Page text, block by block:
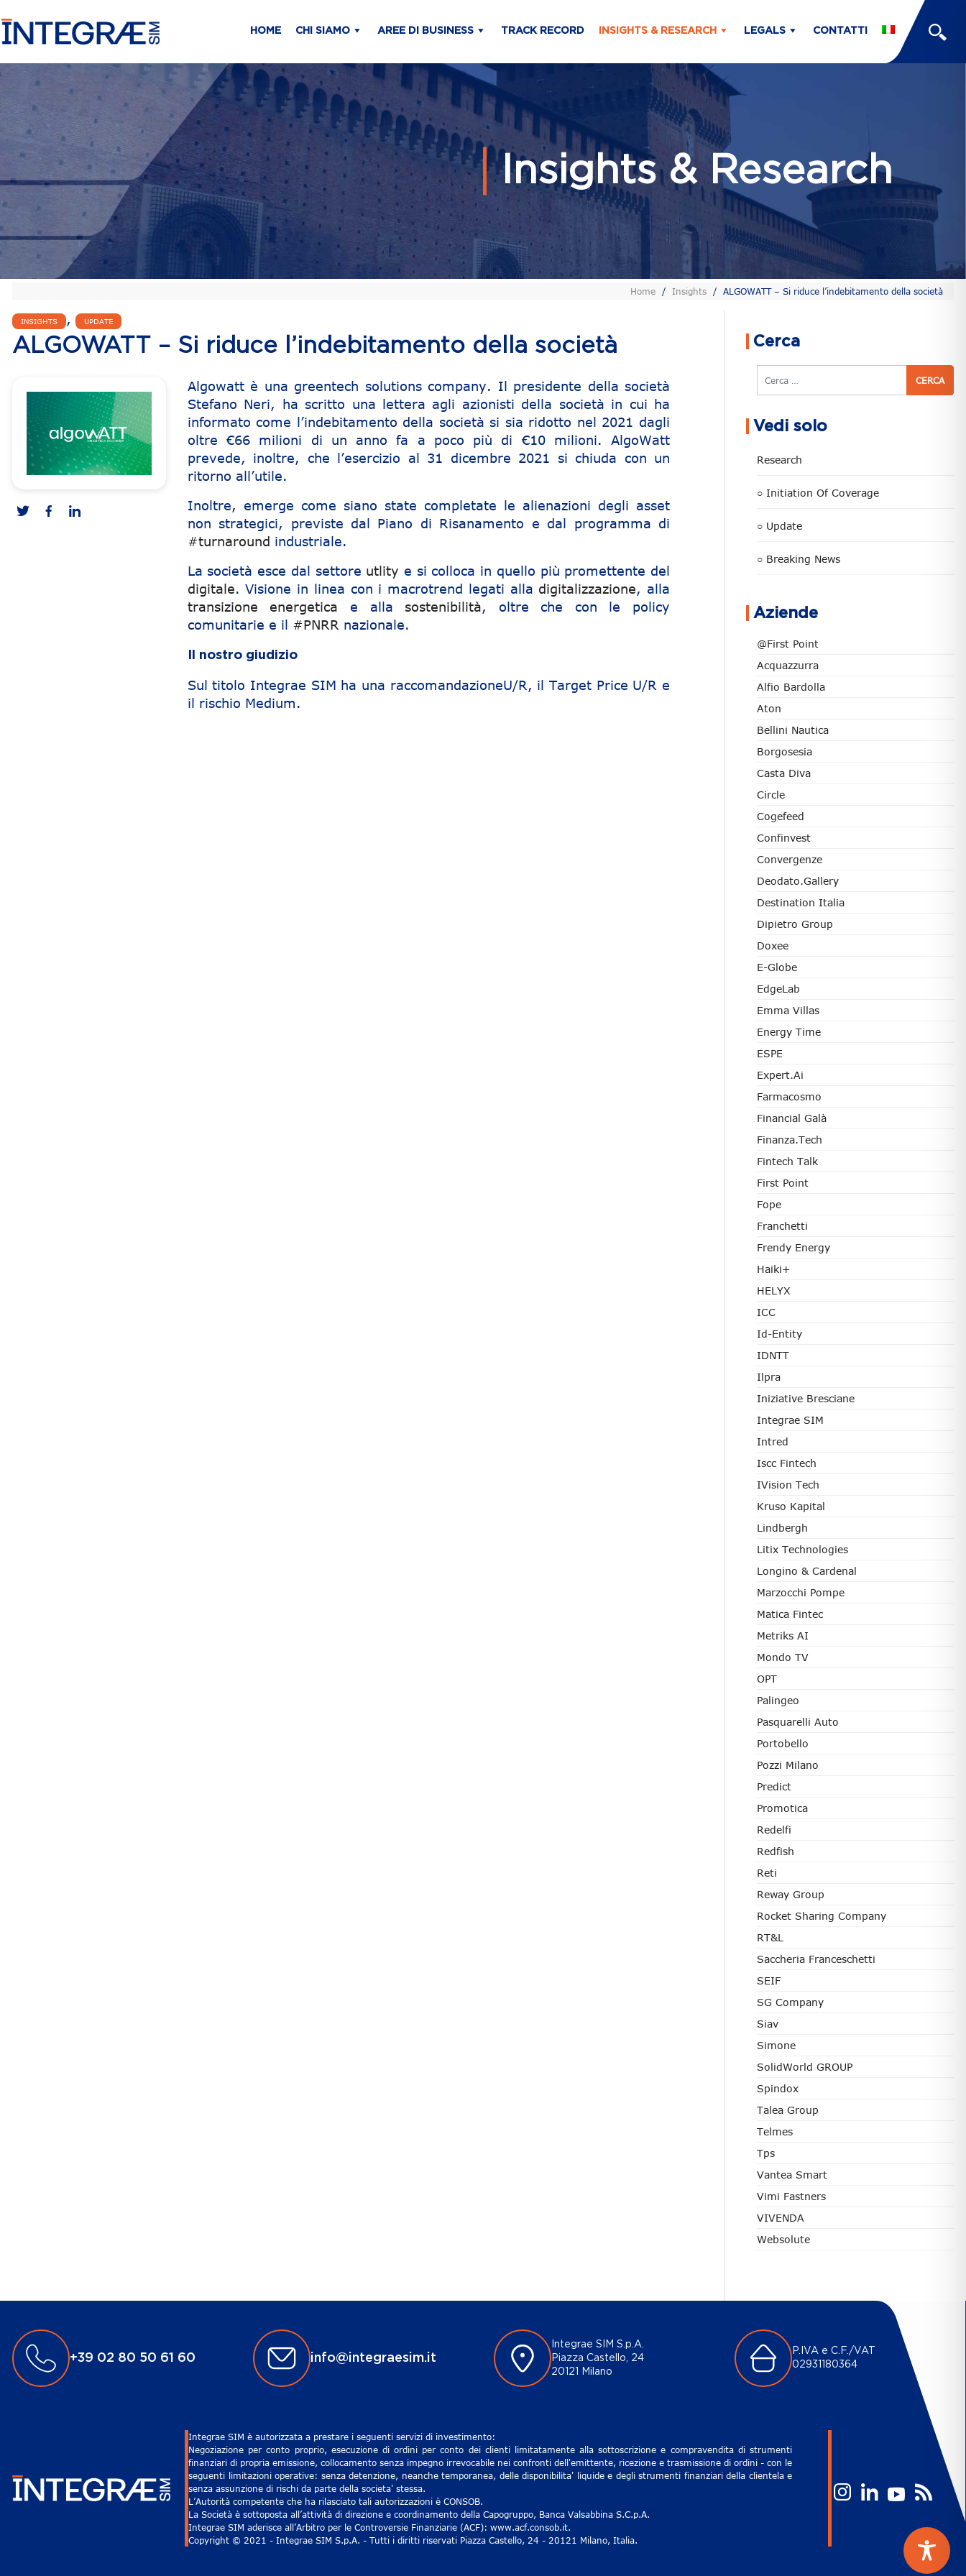
HOME CHI SIAMO AREE DI BUSINESS TRACK RECORD INSIGHTS & RESEARCH LEGALS CONTATTI
Insights & Research
Home / Insights / ALGOWATT – Si riduce l’indebitamento della società
INSIGHTS , UPDATE
ALGOWATT – Si riduce l’indebitamento della società
Algowatt è una greentech solutions company. Il presidente della società
Stefano Neri, ha scritto una lettera agli azionisti della società in cui ha
informato come l’indebitamento della società si sia ridotto nel 2021 dagli
oltre €66 milioni di un anno fa a poco più di €10 milioni. AlgoWatt
prevede, inoltre, che l’esercizio al 31 dicembre 2021 si chiuda con un
ritorno all’utile.
Inoltre, emerge come siano state completate le alienazioni degli asset
non strategici, previste dal Piano di Risanamento e dal programma di
#turnaround industriale.
La società esce dal settore utlity e si colloca in quello più promettente del
digitale. Visione in linea con i macrotrend legati alla digitalizzazione, alla
transizione energetica e alla sostenibilità, oltre che con le policy
comunitarie e il #PNRR nazionale.
Il nostro giudizio
Sul titolo Integrae SIM ha una raccomandazioneU/R, il Target Price U/R e
il rischio Medium.
Cerca
Cerca
Vedi solo
Research
○ Initiation Of Coverage
○ Update
○ Breaking News
Aziende
@First Point
Acquazzurra
Alfio Bardolla
Aton
Bellini Nautica
Borgosesia
Casta Diva
Circle
Cogefeed
Confinvest
Convergenze
Deodato.Gallery
Destination Italia
Dipietro Group
Doxee
E-Globe
EdgeLab
Emma Villas
Energy Time
ESPE
Expert.ai
Farmacosmo
Financial Galà
Finanza.tech
Fintech Talk
First Point
Fope
Franchetti
Frendy Energy
Haiki+
HELYX
ICC
Id-Entity
IDNTT
Ilpra
Iniziative Bresciane
Integrae SIM
Intred
Iscc Fintech
IVision Tech
Kruso Kapital
Lindbergh
Litix Technologies
Longino & Cardenal
Marzocchi Pompe
Matica Fintec
Metriks AI
Mondo TV
OPT
Palingeo
Pasquarelli Auto
Portobello
Pozzi Milano
Predict
Promotica
Redelfi
Redfish
Reti
Reway Group
Rocket Sharing Company
RT&L
Saccheria Franceschetti
SEIF
SG Company
Siav
Simone
SolidWorld GROUP
Spindox
Talea Group
Telmes
Tps
Vantea Smart
Vimi Fastners
VIVENDA
Websolute
+39 02 80 50 61 60 info@integraesim.it
Integrae SIM S.p.A.
Piazza Castello, 24
20121 Milano
P.IVA e C.F./VAT
02931180364
Integrae SIM è autorizzata a prestare i seguenti servizi di investimento:
Negoziazione per conto proprio, esecuzione di ordini per conto dei clienti limitatamente alla sottoscrizione e compravendita di strumenti
finanziari di propria emissione, collocamento senza impegno irrevocabile nei confronti dell'emittente, ricezione e trasmissione di ordini - con le
seguenti limitazioni operative: senza detenzione, neanche temporanea, delle disponibilita' liquide e degli strumenti finanziari della clientela e
senza assunzione di rischi da parte della societa' stessa.
L’Autorità competente che ha rilasciato tali autorizzazioni è CONSOB.
La Società è sottoposta all’attività di direzione e coordinamento della Capogruppo, Banca Valsabbina S.C.p.A.
Integrae SIM aderisce all’Arbitro per le Controversie Finanziarie (ACF): www.acf.consob.it.
Copyright © 2021 - Integrae SIM S.p.A. - Tutti i diritti riservati Piazza Castello, 24 - 20121 Milano, Italia.